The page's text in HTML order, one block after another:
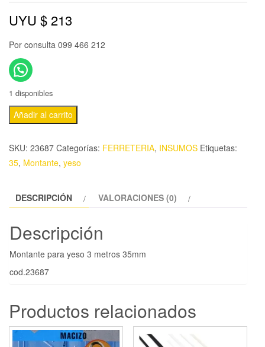
UYU $ 213
Por consulta 099 466 212
1 disponibles
Añadir al carrito
SKU: 23687 Categorías: FERRETERIA, INSUMOS Etiquetas:
35, Montante, yeso
DESCRIPCIÓN VALORACIONES (0)
Descripción
Montante para yeso 3 metros 35mm
cod.23687
Productos relacionados